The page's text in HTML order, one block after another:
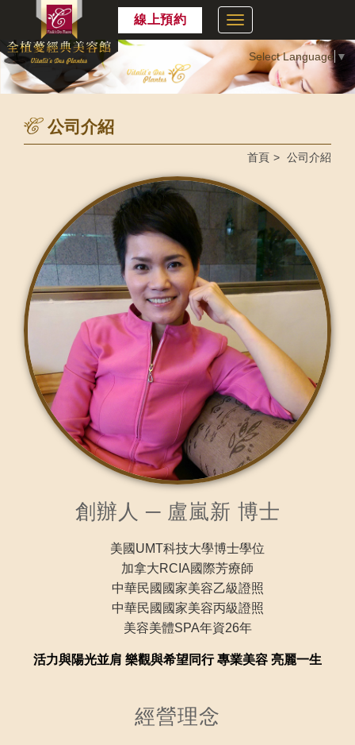
線上預約
Select Language ▼
首頁 公司介紹
公司介紹
創辦人 ─ 盧嵐新 博士
美國UMT科技大學博士學位
加拿大RCIA國際芳療師
中華民國國家美容乙級證照
中華民國國家美容丙級證照
美容美體SPA年資26年
活力與陽光並肩 樂觀與希望同行 專業美容 亮麗一生
經營理念